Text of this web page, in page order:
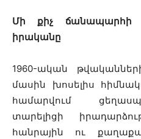
Մի քիչ ճանապարհի
իրականը
1960-ական
մասին խոսելիս
համարվում
տարելիցի
հանրային ու